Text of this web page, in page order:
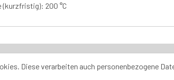
200 °C
Udligenswilerstrasse 66, 6043 Adlligensweil
Diese verarbeiten auch personenbezogene